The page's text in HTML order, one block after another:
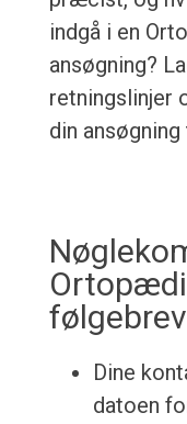
indgå i en
ansøgning?
retningslinjer
din
Dine
datoen